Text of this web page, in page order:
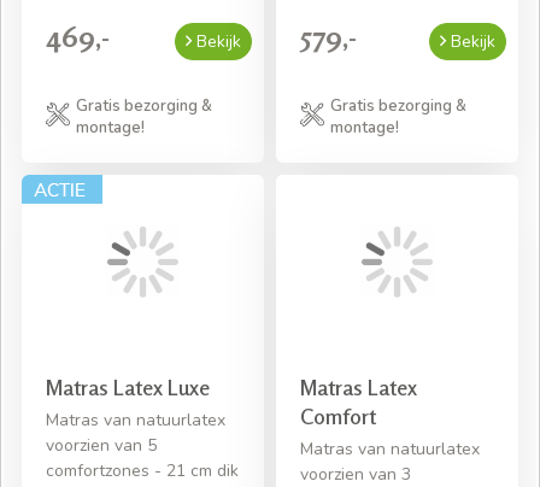
469,- Bekijk
Gratis bezorging &
montage!
579,- Bekijk
Gratis bezorging &
montage!
Matras Latex Luxe
Matras van natuurlatex
voorzien van 5
comfortzones - 21 cm dik
Matras Latex
Comfort
Matras van natuurlatex
voorzien van 3